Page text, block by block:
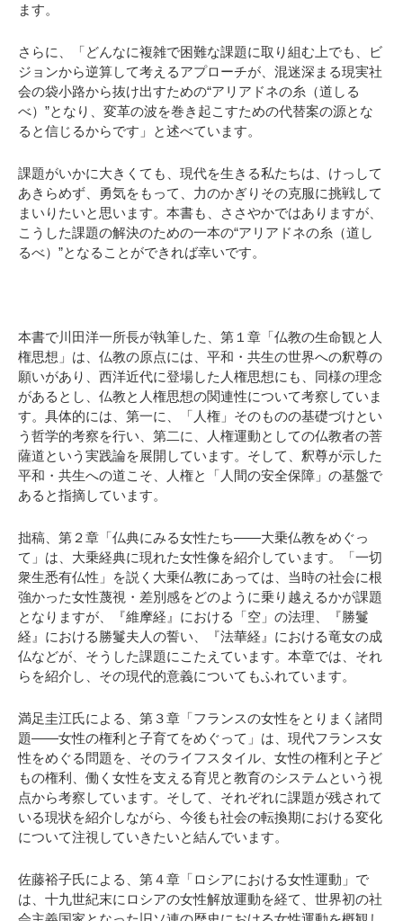
ます。
さらに、「どんなに複雑で困難な課題に取り組む上でも、ビ
ジョンから逆算して考えるアプローチが、混迷深まる現実社
会の袋小路から抜け出すための“アリアドネの糸（道しる
べ）”となり、変革の波を巻き起こすための代替案の源とな
ると信じるからです」と述べています。
課題がいかに大きくても、現代を生きる私たちは、けっして
あきらめず、勇気をもって、力のかぎりその克服に挑戦して
まいりたいと思います。本書も、ささやかではありますが、
こうした課題の解決のための一本の“アリアドネの糸（道し
るべ）”となることができれば幸いです。
本書で川田洋一所長が執筆した、第１章「仏教の生命観と人
権思想」は、仏教の原点には、平和・共生の世界への釈尊の
願いがあり、西洋近代に登場した人権思想にも、同様の理念
があるとし、仏教と人権思想の関連性について考察していま
す。具体的には、第一に、「人権」そのものの基礎づけとい
う哲学的考察を行い、第二に、人権運動としての仏教者の菩
薩道という実践論を展開しています。そして、釈尊が示した
平和・共生への道こそ、人権と「人間の安全保障」の基盤で
あると指摘しています。
拙稿、第２章「仏典にみる女性たち――大乗仏教をめぐっ
て」は、大乗経典に現れた女性像を紹介しています。「一切
衆生悉有仏性」を説く大乗仏教にあっては、当時の社会に根
強かった女性蔑視・差別感をどのように乗り越えるかが課題
となりますが、『維摩経』における「空」の法理、『勝鬘
経』における勝鬘夫人の誓い、『法華経』における竜女の成
仏などが、そうした課題にこたえています。本章では、それ
らを紹介し、その現代的意義についてもふれています。
満足圭江氏による、第３章「フランスの女性をとりまく諸問
題――女性の権利と子育てをめぐって」は、現代フランス女
性をめぐる問題を、そのライフスタイル、女性の権利と子ど
もの権利、働く女性を支える育児と教育のシステムという視
点から考察しています。そして、それぞれに課題が残されて
いる現状を紹介しながら、今後も社会の転換期における変化
について注視していきたいと結んでいます。
佐藤裕子氏による、第４章「ロシアにおける女性運動」で
は、十九世紀末にロシアの女性解放運動を経て、世界初の社